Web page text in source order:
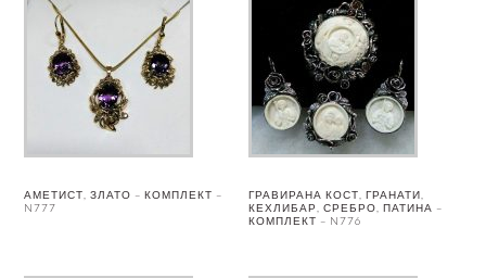
АМЕТИСТ, ЗЛАТО – КОМПЛЕКТ –
N777
ГРАВИРАНА КОСТ, ГРАНАТИ,
КЕХЛИБАР, СРЕБРО, ПАТИНА –
КОМПЛЕКТ – N776